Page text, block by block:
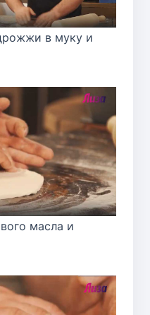
в муку и
масла и